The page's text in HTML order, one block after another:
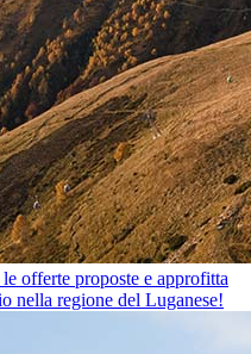
offerte proposte e approfitta
nella regione del Luganese!